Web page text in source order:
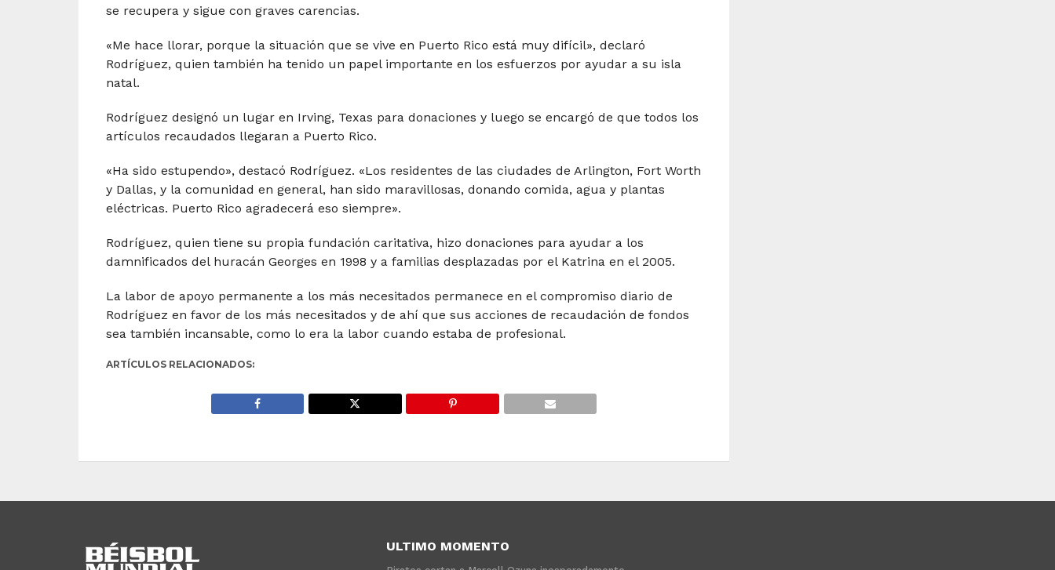
se recupera y sigue con graves carencias.
«Me hace llorar, porque la situación que se vive en Puerto Rico está muy difícil», declaró
Rodríguez, quien también ha tenido un papel importante en los esfuerzos por ayudar a su isla
natal.
Rodríguez designó un lugar en Irving, Texas para donaciones y luego se encargó de que todos los
artículos recaudados llegaran a Puerto Rico.
«Ha sido estupendo», destacó Rodríguez. «Los residentes de las ciudades de Arlington, Fort Worth
y Dallas, y la comunidad en general, han sido maravillosas, donando comida, agua y plantas
eléctricas. Puerto Rico agradecerá eso siempre».
Rodríguez, quien tiene su propia fundación caritativa, hizo donaciones para ayudar a los
damnificados del huracán Georges en 1998 y a familias desplazadas por el Katrina en el 2005.
La labor de apoyo permanente a los más necesitados permanece en el compromiso diario de
Rodríguez en favor de los más necesitados y de ahí que sus acciones de recaudación de fondos
sea también incansable, como lo era la labor cuando estaba de profesional.
ARTÍCULOS RELACIONADOS:
ULTIMO MOMENTO